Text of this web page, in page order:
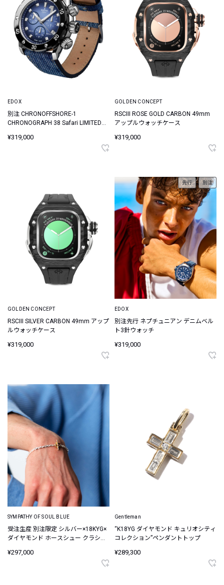
EDOX
別注 CHRONOFFSHORE-1
CHRONOGRAPH 38 Safari LIMITED
グラフ 38 サファリ リミテッド エデ
¥319,000
GOLDEN CONCEPT
RSCIII ROSE GOLD CARBON 49mm
アップルウォッチケース
¥319,000
GOLDEN CONCEPT
RSCIII SILVER CARBON 49mm アップ
ルウォッチケース
¥319,000
先行 別注
EDOX
別注先行 ネプチュニアン デニムベル
ト3針ウォッチ
¥319,000
SYMPATHY OF SOUL BLUE
受注生産 別注限定 シルバー×18KYG×
ダイヤモンド ホースシュー クラシッ
¥297,000
Gentleman
“K18YG ダイヤモンド キュリオシティ
コレクション”ペンダントトップ
¥289,300